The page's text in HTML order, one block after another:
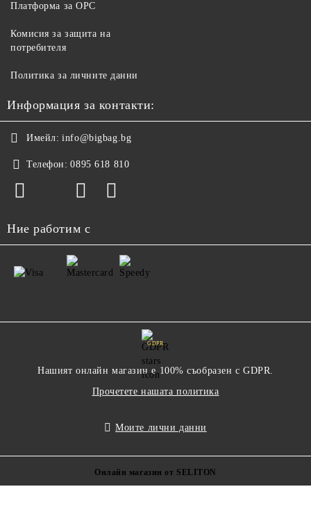
Платформа за ОРС
Комисия за защита на
потребителя
Политика за личните данни
Информация за контакти:
Имейл: info@bigbag.bg
Телефон: 0895 618 810
Ние работим с
GDPR
Нашият онлайн магазин е 100% съобразен с GDPR.
Прочетете нашата политика
Моите лични данни
Онлайн магазин от SELITON